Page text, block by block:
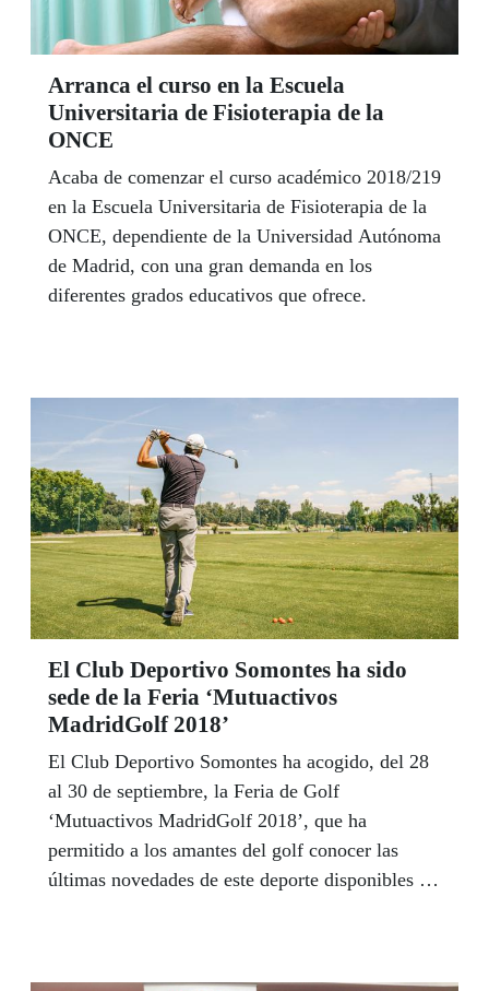
Arranca el curso en la Escuela
Universitaria de Fisioterapia de la
ONCE
Acaba de comenzar el curso académico 2018/219
en la Escuela Universitaria de Fisioterapia de la
ONCE, dependiente de la Universidad Autónoma
de Madrid, con una gran demanda en los
diferentes grados educativos que ofrece.
El Club Deportivo Somontes ha sido
sede de la Feria ‘Mutuactivos
MadridGolf 2018’
El Club Deportivo Somontes ha acogido, del 28
al 30 de septiembre, la Feria de Golf
‘Mutuactivos MadridGolf 2018’, que ha
permitido a los amantes del golf conocer las
últimas novedades de este deporte disponibles en